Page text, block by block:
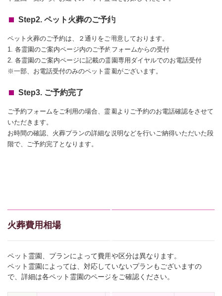
Step2. ペット火葬のご予約
ペット火葬のご予約は、２通りをご用意しております。
1. 各霊園のご案内ページ内のご予約フォームからの受付
2. 各霊園のご案内ページに記載の霊園専用ダイヤルでのお電話受付
※一部、お電話受付のみのペット霊園がございます。
Step3. ご予約完了
ご予約フォームをご利用の場合、霊園よりご予約のお電話確認をさせて
いただきます。
お時間の確認、火葬プランの詳細な説明などを行いご納得いただいた段
階で、ご予約完了となります。
火葬費用相場
ペット霊園、プランによって費用や区分は異なります。
ペット霊園によっては、対応していないプランもございますの
で、詳細は各ペット霊園のページをご確認ください。